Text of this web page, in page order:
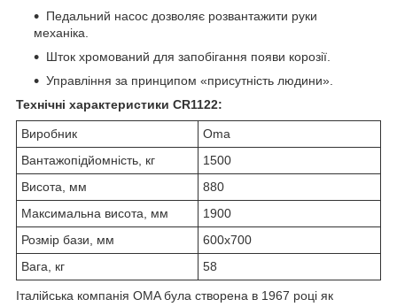
Педальний насос дозволяє розвантажити руки
механіка.
Шток хромований для запобігання появи корозії.
Управління за принципом «присутність людини».
Технічні характеристики CR1122:
Виробник
Oma
Вантажопідйомність, кг
1500
Висота, мм
880
Максимальна висота, мм
1900
Розмір бази, мм
600х700
Вага, кг
58
Італійська компанія OMA була створена в 1967 році як